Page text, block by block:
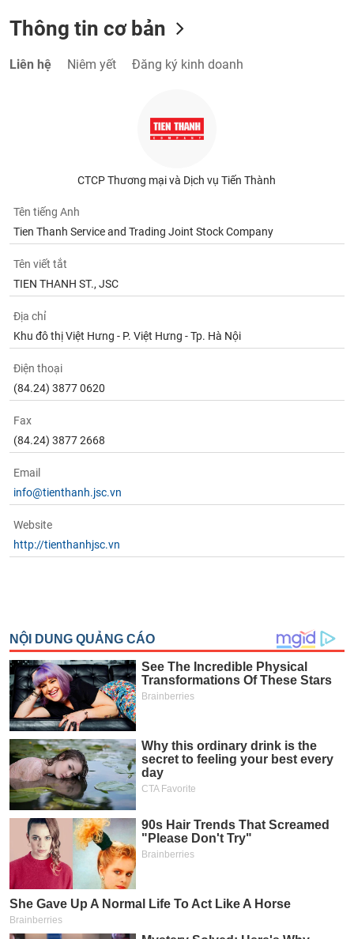
Thông tin cơ bản
Liên hệ Niêm yết Đăng ký kinh doanh
CTCP Thương mại và Dịch vụ Tiến Thành
Tên tiếng Anh
Tien Thanh Service and Trading Joint Stock Company
Tên viết tắt
TIEN THANH ST., JSC
Địa chỉ
Khu đô thị Việt Hưng - P. Việt Hưng - Tp. Hà Nội
Điện thoại
(84.24) 3877 0620
Fax
(84.24) 3877 2668
Email
info@tienthanh.jsc.vn
Website
http://tienthanhjsc.vn